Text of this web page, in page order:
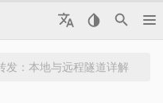
发：本地与远程隧道详解